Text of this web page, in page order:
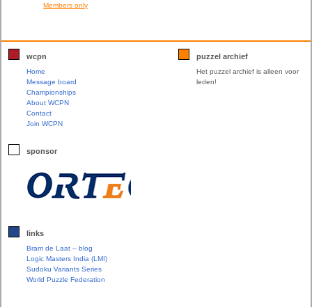
Members only
wcpn
Home
Message board
Championships
About WCPN
Contact
Join WCPN
sponsor
links
Bram de Laat – blog
Logic Masters India (LMI)
Sudoku Variants Series
World Puzzle Federation
puzzel archief
Het puzzel archief is alleen voor
leden!